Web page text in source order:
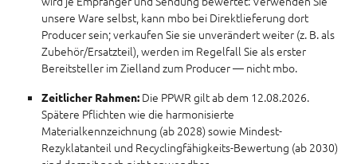
unsere Ware selbst, kann mbo bei Direktlieferung dort
Producer sein; verkaufen Sie sie unverändert weiter (z. B. als
Zubehör/Ersatzteil), werden im Regelfall Sie als erster
Bereitsteller im Zielland zum Producer — nicht mbo.
Zeitlicher Rahmen: Die PPWR gilt ab dem 12.08.2026.
Spätere Pflichten wie die harmonisierte
Materialkennzeichnung (ab 2028) sowie Mindest-
Rezyklatanteil und Recyclingfähigkeits-Bewertung (ab 2030)